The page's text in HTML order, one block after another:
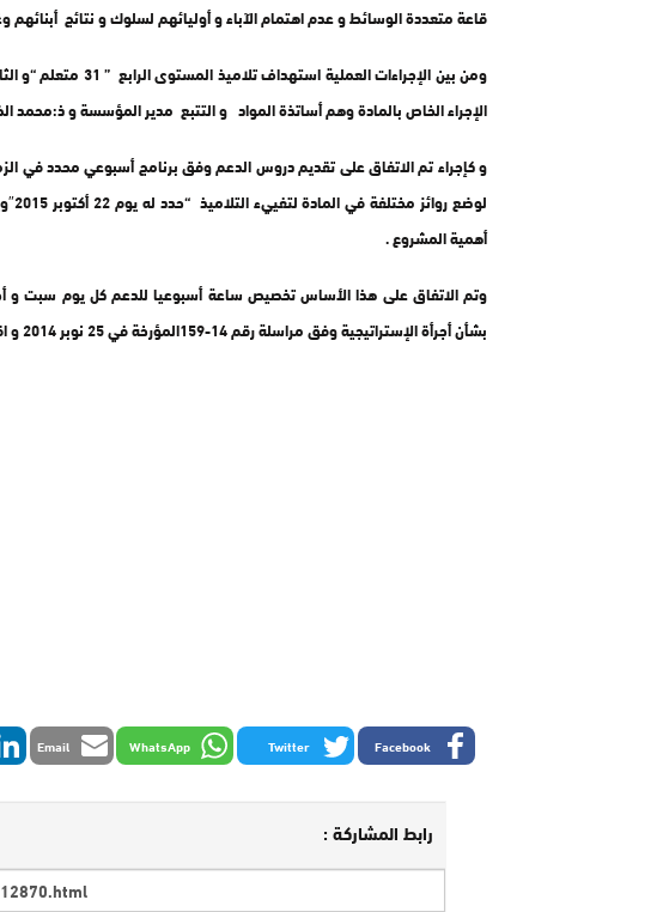
قاعة متعددة الوسائط و عدم اهتمام الآباء و أوليائهم لسلوك و نتائج أبنائهم
الإجراء الخاص بالمادة وهم أساتذة المواد و التتبع مدير المؤسسة و
أهمية المشروع .
وتم الاتفاق على هذا الأساس تخصيص ساعة أسبوعيا للدعم كل يوم سبت و
بشأن أجرأة الإستراتيجية وفق مراسلة رقم 14-159المؤرخة في 25 نوبر 2014 و اقتراح مجموعة من الحاجيات لإنجاح المشروع .
Facebook
Twitter
WhatsApp
Email
رابط المشاركة :